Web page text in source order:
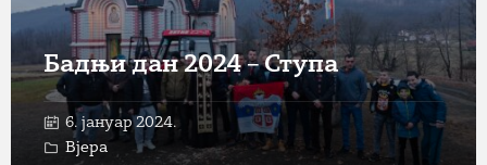
Бадњи дан 2024 – Ступа
6. јануар 2024.
Вјера